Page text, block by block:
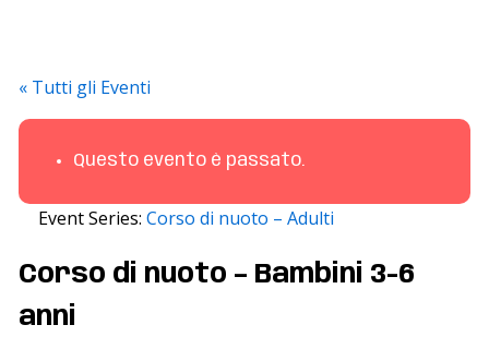
« Tutti gli Eventi
Questo evento è passato.
Event Series: Corso di nuoto – Adulti
Corso di nuoto – Bambini 3-6
anni